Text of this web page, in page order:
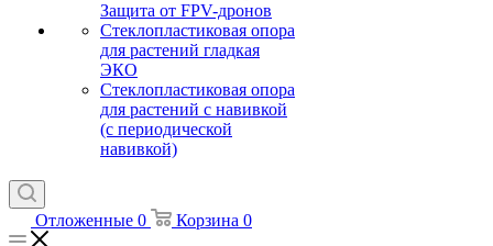
Защита от FPV-дронов
Стеклопластиковая опора
для растений гладкая
ЭКО
Стеклопластиковая опора
для растений с навивкой
(с периодической
навивкой)
Отложенные 0 Корзина 0